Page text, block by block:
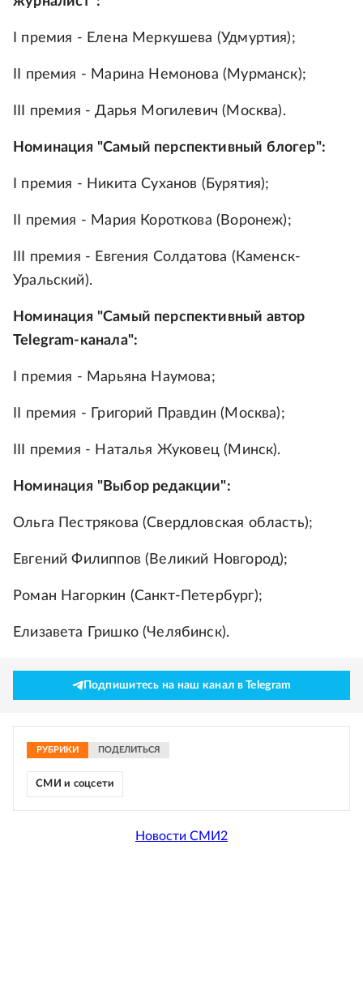
I премия - Елена Меркушева (Удмуртия);
II премия - Марина Немонова (Мурманск);
III премия - Дарья Могилевич (Москва).
Номинация "Самый перспективный блогер":
I премия - Никита Суханов (Бурятия);
II премия - Мария Короткова (Воронеж);
III премия - Евгения Солдатова (Каменск-
Уральский).
Номинация "Самый перспективный автор
Telegram-канала":
I премия - Марьяна Наумова;
II премия - Григорий Правдин (Москва);
III премия - Наталья Жуковец (Минск).
Номинация "Выбор редакции":
Ольга Пестрякова (Свердловская область);
Евгений Филиппов (Великий Новгород);
Роман Нагоркин (Санкт-Петербург);
Елизавета Гришко (Челябинск).
Подпишитесь на наш канал в Telegram
РУБРИКИ ПОДЕЛИТЬСЯ
СМИ и соцсети
Новости СМИ2